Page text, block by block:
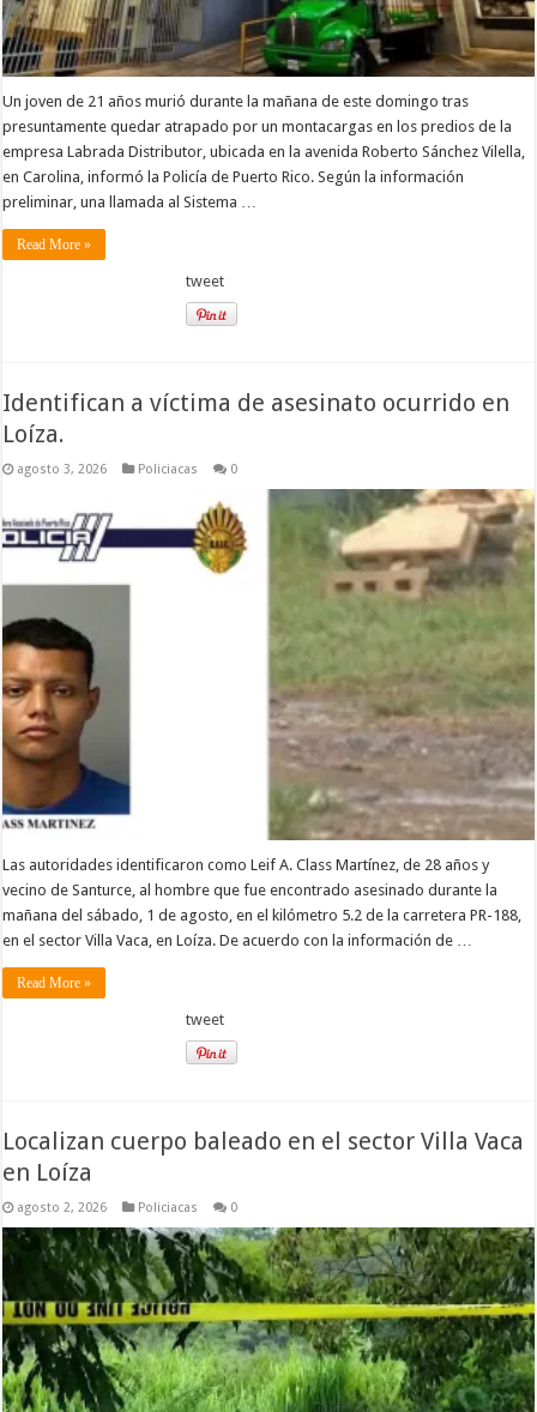
Un joven de 21 años murió durante la mañana de este domingo tras
presuntamente quedar atrapado por un montacargas en los predios de la
empresa Labrada Distributor, ubicada en la avenida Roberto Sánchez Vilella,
en Carolina, informó la Policía de Puerto Rico. Según la información
preliminar, una llamada al Sistema …
Read More »
tweet
Identifican a víctima de asesinato ocurrido en
Loíza.
agosto 3, 2026 Policiacas 0
Las autoridades identificaron como Leif A. Class Martínez, de 28 años y
vecino de Santurce, al hombre que fue encontrado asesinado durante la
mañana del sábado, 1 de agosto, en el kilómetro 5.2 de la carretera PR-188,
en el sector Villa Vaca, en Loíza. De acuerdo con la información de …
Read More »
tweet
Localizan cuerpo baleado en el sector Villa Vaca
en Loíza
agosto 2, 2026 Policiacas 0